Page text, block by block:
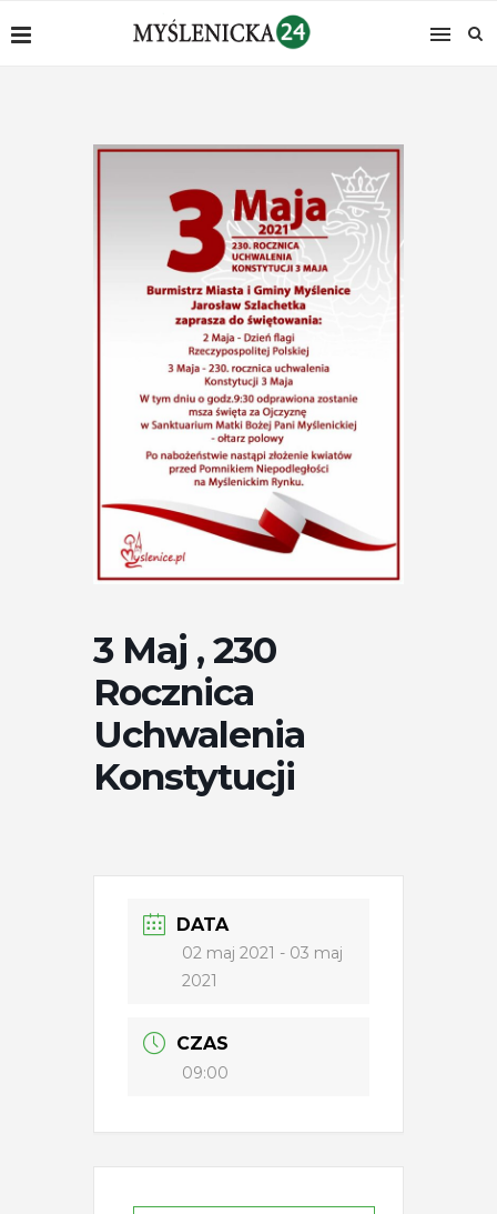
3 Maj , 230
Rocznica
Uchwalenia
Konstytucji
DATA
02 maj 2021 - 03 maj
2021
CZAS
09:00